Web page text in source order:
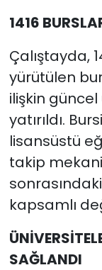
1416
Çalıştayda,
yürütülen
ilişkin
yatırıldı.
lisansüstü
takip
kapsamlı
SAĞLANDI